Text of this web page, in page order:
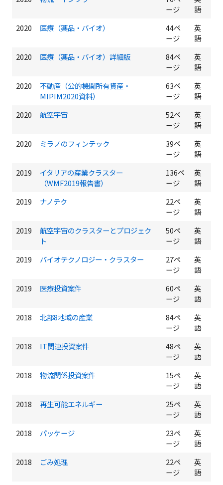
ージ
語
2020
医療（薬品・バイオ）
44ペ
ージ
英
語
2020
医療（薬品・バイオ）詳細版
84ペ
ージ
英
語
2020
不動産（公的機関所有資産・
MIPIM2020資料）
63ペ
ージ
英
語
2020
航空宇宙
52ペ
ージ
英
語
2020
ミラノのフィンテック
39ペ
ージ
英
語
2019
イタリアの産業クラスター
（WMF2019報告書）
136ペ
ージ
英
語
2019
ナノテク
22ペ
ージ
英
語
2019
航空宇宙のクラスターとプロジェク
ト
50ペ
ージ
英
語
2019
バイオテクノロジー・クラスター
27ペ
ージ
英
語
2019
医療投資案件
60ペ
ージ
英
語
2018
北部8地域の産業
84ペ
ージ
英
語
2018
IT関連投資案件
48ペ
ージ
英
語
2018
物流関係投資案件
15ペ
ージ
英
語
2018
再生可能エネルギー
25ペ
ージ
英
語
2018
パッケージ
23ペ
ージ
英
語
2018
ごみ処理
22ペ
ージ
英
語